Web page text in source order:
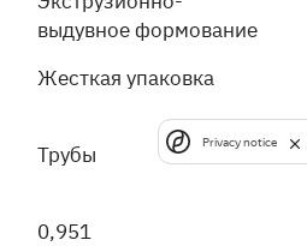
выдувное формование
Жесткая упаковка
Трубы
0,951
Privacy notice